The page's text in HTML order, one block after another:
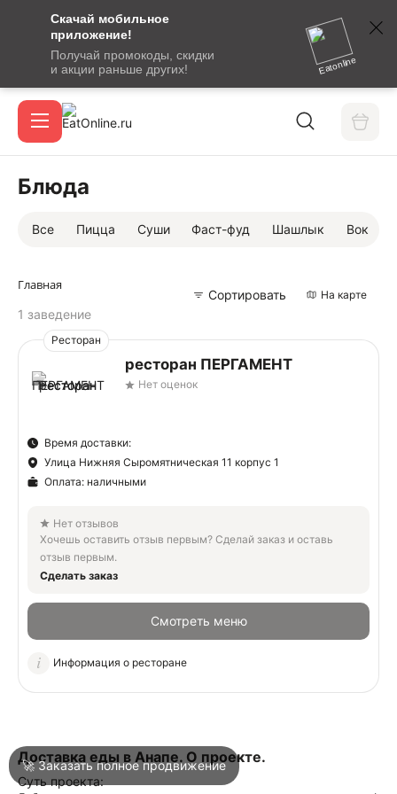
Скачай мобильное
приложение!
Получай промокоды, скидки
и акции раньше других!
Eatonline
сообщение
кодом
подтверждения
Акции
Город
Блюда
Все Пицца Суши Фаст-фуд Шашлык Вок
Главная
1 заведение
Сортировать На карте
Ресторан
ресторан ПЕРГАМЕНТ
Нет оценок
Время доставки:
Улица Нижняя Сыромятническая 11 корпус 1
Оплата: наличными
Нет отзывов
Хочешь оставить отзыв первым? Сделай заказ и оставь
отзыв первым.
Сделать заказ
Смотреть меню
Информация о ресторане
Доставка еды в Анапе. О проекте.
Суть проекта:
🚀 Заказать полное продвижение